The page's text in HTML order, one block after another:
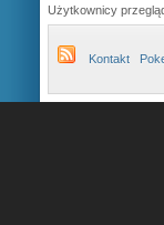
Użytkownicy
Kontakt